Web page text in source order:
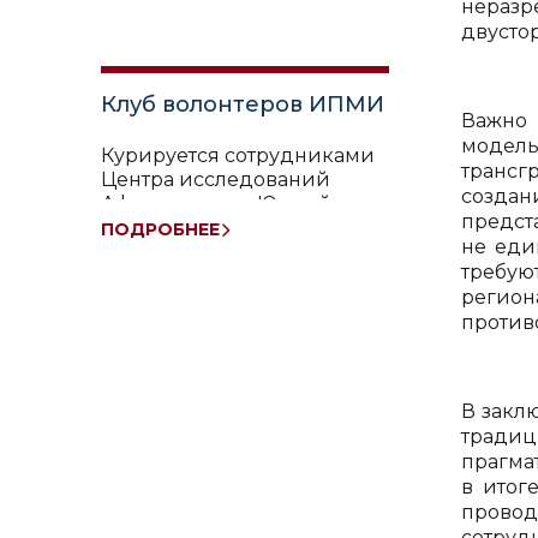
Клуб волонтеров ИПМИ
Курируется сотрудниками
Центра исследований
Афганистана и Южной
Азии
ПОДРОБНЕЕ
Важно
не
В
в